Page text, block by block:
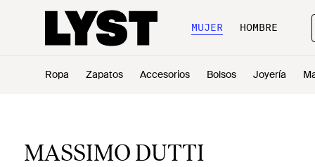
MUJER HOMBRE
Ropa Zapatos Accesorios Bolsos Joyería
MASSIMO DUTTI